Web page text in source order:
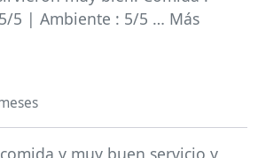
5 | Ambiente : 5/5 … Más
y muy buen servicio y